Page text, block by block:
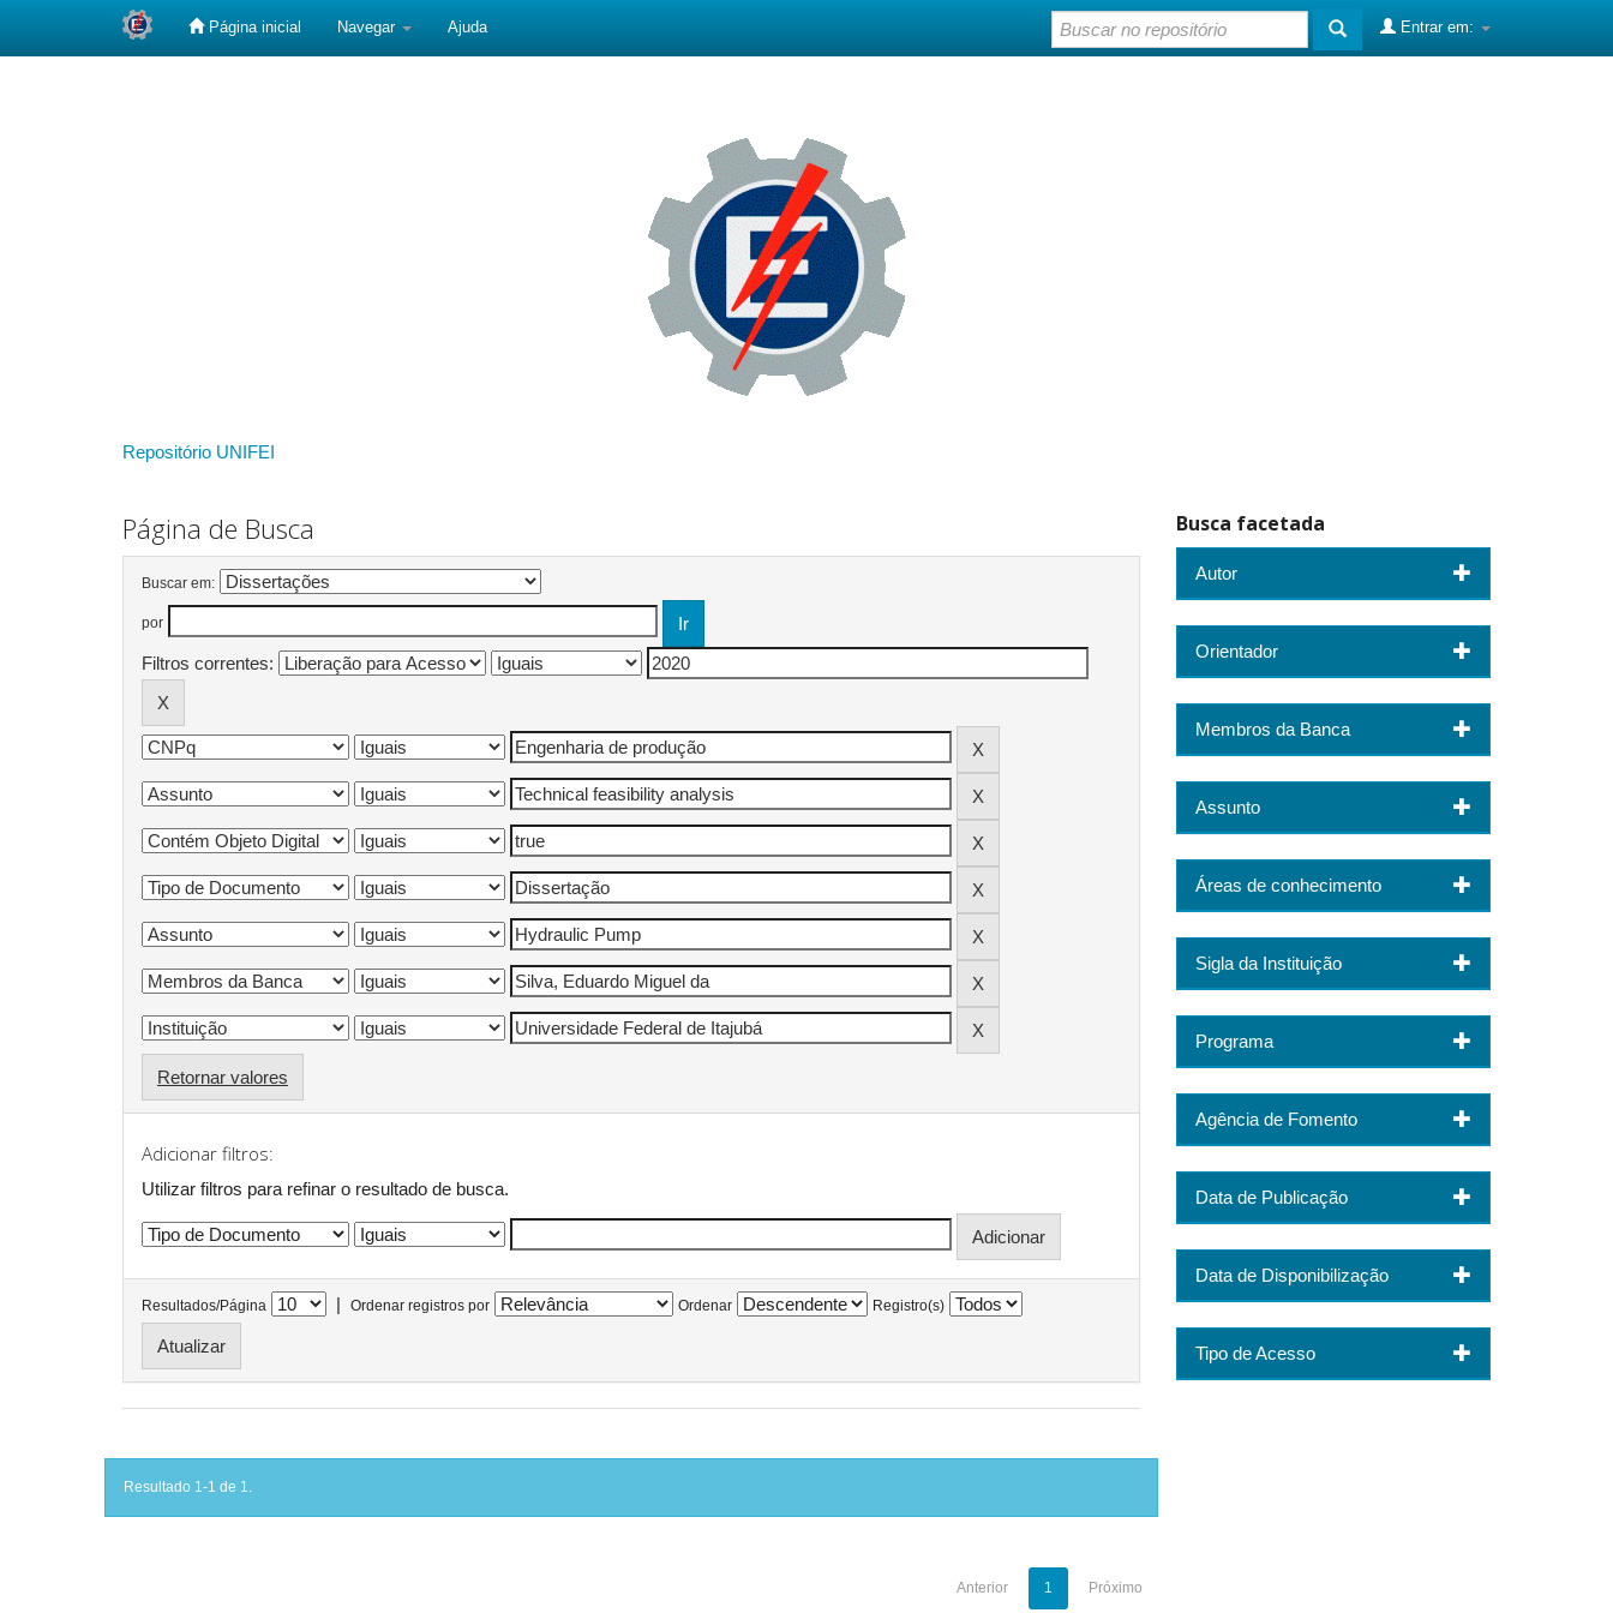
Página inicial Navegar Ajuda Entrar em:
Repositório UNIFEI
Página de Busca
Buscar em:
por
Filtros correntes:
Retornar valores
Adicionar filtros:
Utilizar filtros para refinar o resultado de busca.
Resultados/Página | Ordenar registros por Ordenar Registro(s)
Resultado 1-1 de 1.
Anterior 1 Próximo
Busca facetada
Autor
Orientador
Membros da Banca
Assunto
Áreas de conhecimento
Sigla da Instituição
Programa
Agência de Fomento
Data de Publicação
Data de Disponibilização
Tipo de Acesso